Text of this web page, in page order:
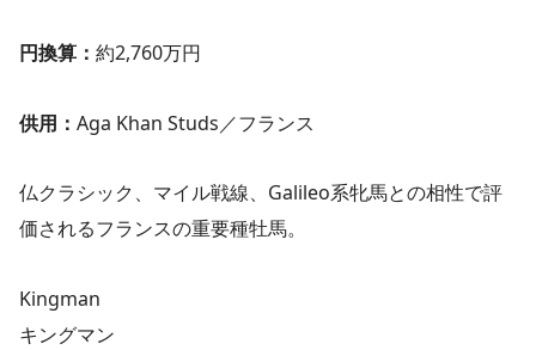
円換算： 約2,760万円
供用： Aga Khan Studs／フランス
仏クラシック、マイル戦線、Galileo系牝馬との相性で評
価されるフランスの重要種牡馬。
Kingman
キングマン